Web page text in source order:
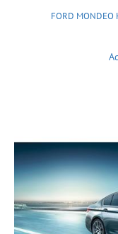
FORD MONDEO